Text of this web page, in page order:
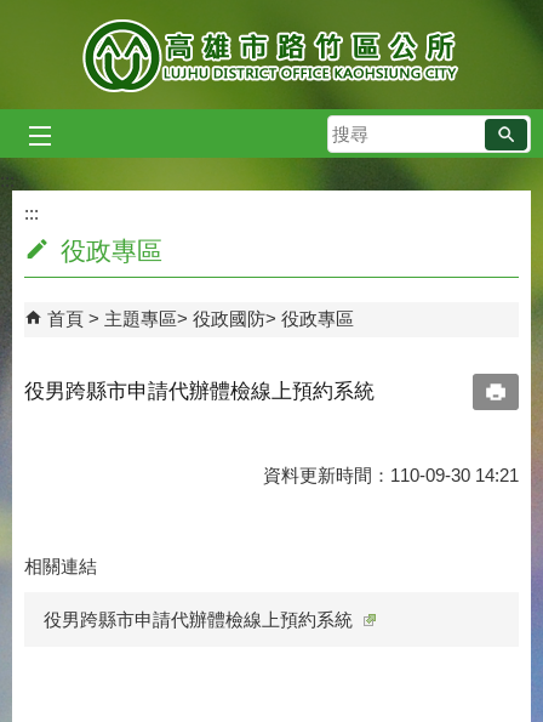
跳到主要內容區塊
搜
尋
:::
役政專區
首頁 主題專區 役政國防 役政專區
役男跨縣市申請代辦體檢線上預約系統
資料更新時間：110-09-30 14:21
相關連結
役男跨縣市申請代辦體檢線上預約系統